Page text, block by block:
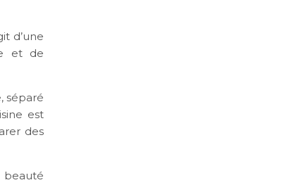
d’une
et de
séparé
est
des